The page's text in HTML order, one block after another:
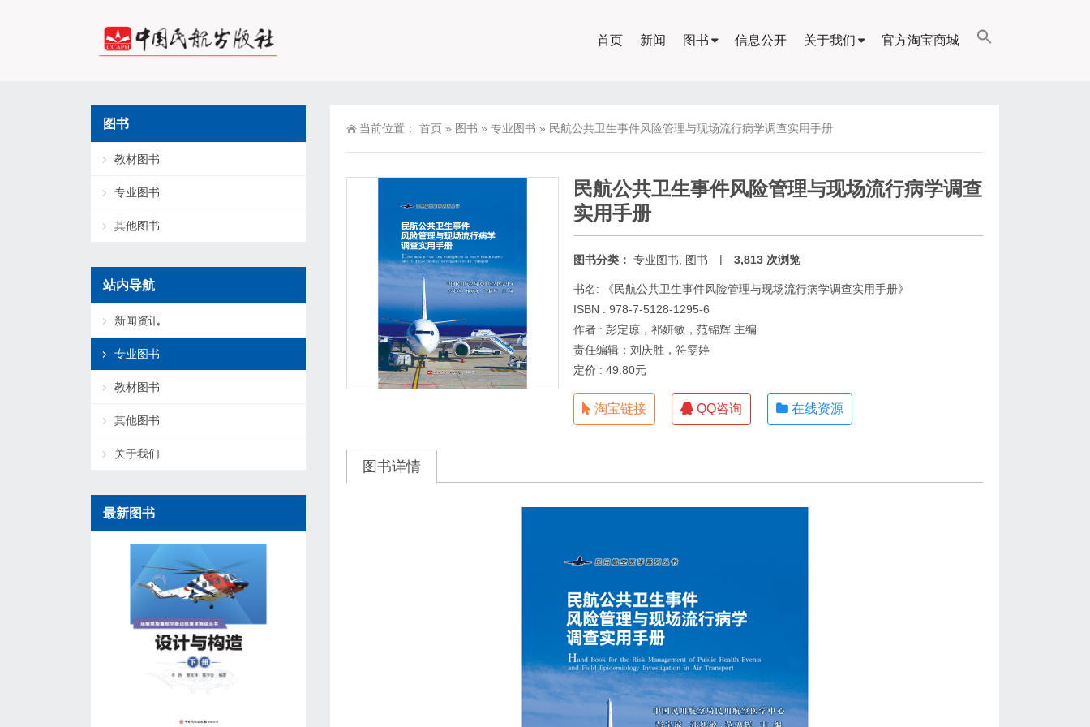
首页 新闻 图书 信息公开 关于我们 官方淘宝商城
当前位置： 首页 » 图书 » 专业图书 » 民航公共卫生事件风险管理与现场流行病学调查实用手册
民航公共卫生事件风险管理与现场流行病学调查
实用手册
图书分类： 专业图书 图书 | 3,813 次浏览
书名: 《民航公共卫生事件风险管理与现场流行病学调查实用手册》
ISBN : 978-7-5128-1295-6
作者 : 彭定琼，祁妍敏，范锦辉 主编
责任编辑：刘庆胜，符雯婷
定价 : 49.80元
淘宝链接 QQ咨询 在线资源
图书详情
图书
教材图书
专业图书
其他图书
站内导航
新闻资讯
专业图书
教材图书
其他图书
关于我们
最新图书